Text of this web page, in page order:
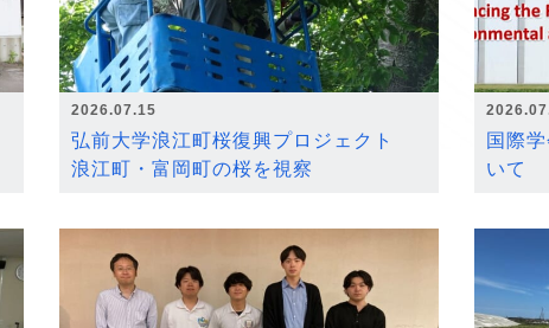
2026.07.15
弘前大学浪江町桜復興プロジェクト
浪江町・富岡町の桜を視察
国際
いて